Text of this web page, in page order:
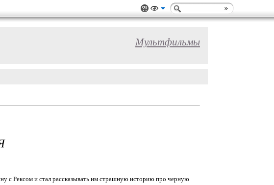
Мультфильмы
с Рексом и стал рассказывать им страшную историю про черную